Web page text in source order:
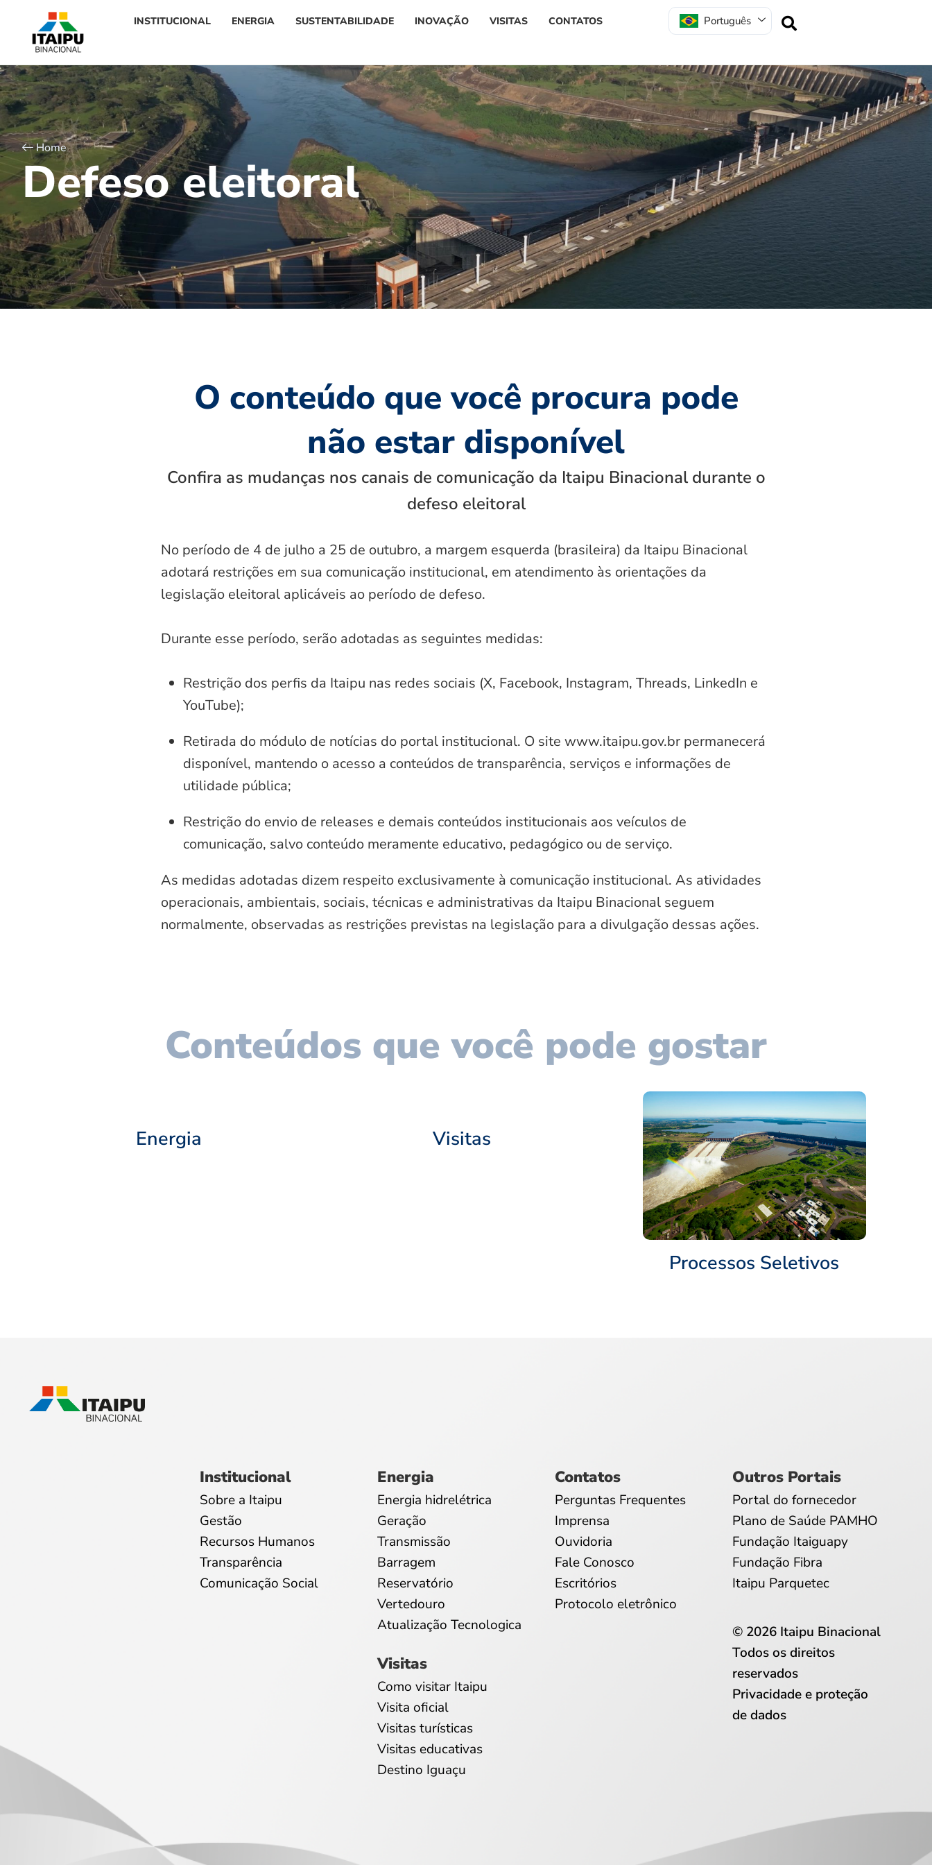
INSTITUCIONAL ENERGIA SUSTENTABILIDADE INOVAÇÃO VISITAS CONTATOS Português
Home
Defeso eleitoral
O conteúdo que você procura pode
não estar disponível
Confira as mudanças nos canais de comunicação da Itaipu Binacional durante o
defeso eleitoral
No período de 4 de julho a 25 de outubro, a margem esquerda (brasileira) da Itaipu Binacional
adotará restrições em sua comunicação institucional, em atendimento às orientações da
legislação eleitoral aplicáveis ao período de defeso.
Durante esse período, serão adotadas as seguintes medidas:
Restrição dos perfis da Itaipu nas redes sociais (X, Facebook, Instagram, Threads, LinkedIn e
YouTube);
Retirada do módulo de notícias do portal institucional. O site www.itaipu.gov.br permanecerá
disponível, mantendo o acesso a conteúdos de transparência, serviços e informações de
utilidade pública;
Restrição do envio de releases e demais conteúdos institucionais aos veículos de
comunicação, salvo conteúdo meramente educativo, pedagógico ou de serviço.
As medidas adotadas dizem respeito exclusivamente à comunicação institucional. As atividades
operacionais, ambientais, sociais, técnicas e administrativas da Itaipu Binacional seguem
normalmente, observadas as restrições previstas na legislação para a divulgação dessas ações.
Conteúdos que você pode gostar
Energia Visitas
Processos Seletivos
Institucional
Sobre a Itaipu
Gestão
Recursos Humanos
Transparência
Comunicação Social
Energia
Energia hidrelétrica
Geração
Transmissão
Barragem
Reservatório
Vertedouro
Atualização Tecnologica
Visitas
Como visitar Itaipu
Visita oficial
Visitas turísticas
Visitas educativas
Destino Iguaçu
Contatos
Perguntas Frequentes
Imprensa
Ouvidoria
Fale Conosco
Escritórios
Protocolo eletrônico
Outros Portais
Portal do fornecedor
Plano de Saúde PAMHO
Fundação Itaiguapy
Fundação Fibra
Itaipu Parquetec
© 2026 Itaipu Binacional
Todos os direitos
reservados
Privacidade e proteção
de dados